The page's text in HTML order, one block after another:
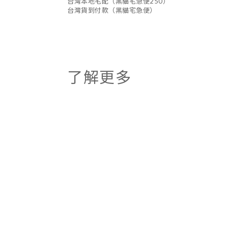
台灣貨到付款（黑貓宅急便）
了解更多